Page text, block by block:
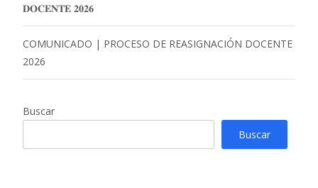
𝐃𝐎𝐂𝐄𝐍𝐓𝐄 𝟐𝟎𝟐𝟔
COMUNICADO | PROCESO DE REASIGNACIÓN DOCENTE
2026
Buscar
Buscar